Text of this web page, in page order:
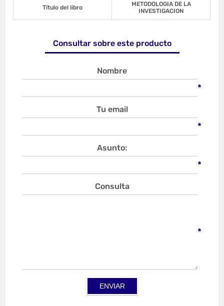
Título del libro
METODOLOGIA DE LA
INVESTIGACION
Consultar sobre este producto
Nombre
*
Tu email
*
Asunto:
*
Consulta
*